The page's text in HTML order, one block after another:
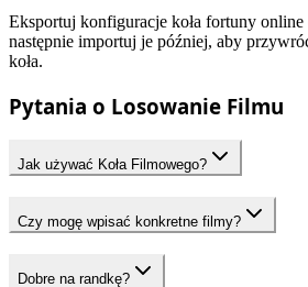
Eksportuj konfiguracje koła fortuny
następnie importuj je później, aby
koła.
Pytania o Losowanie Filmu
Jak używać Koła Filmowego?
Czy mogę wpisać konkretne filmy?
Dobre na randkę?